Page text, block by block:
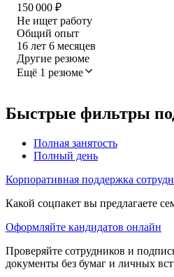
150 000 ₽
Не ищет работу
Общий опыт
16 лет 6 месяцев
Другие резюме
Ещё 1 резюме
Быстрые фильтры
Полная занятость
Полный день
Корпоративная поддержка
Какой соцпакет вы предлагаете
Оформляйте кандидатов онлайн
Проверяйте сотрудников и
документы без бумаг и личных